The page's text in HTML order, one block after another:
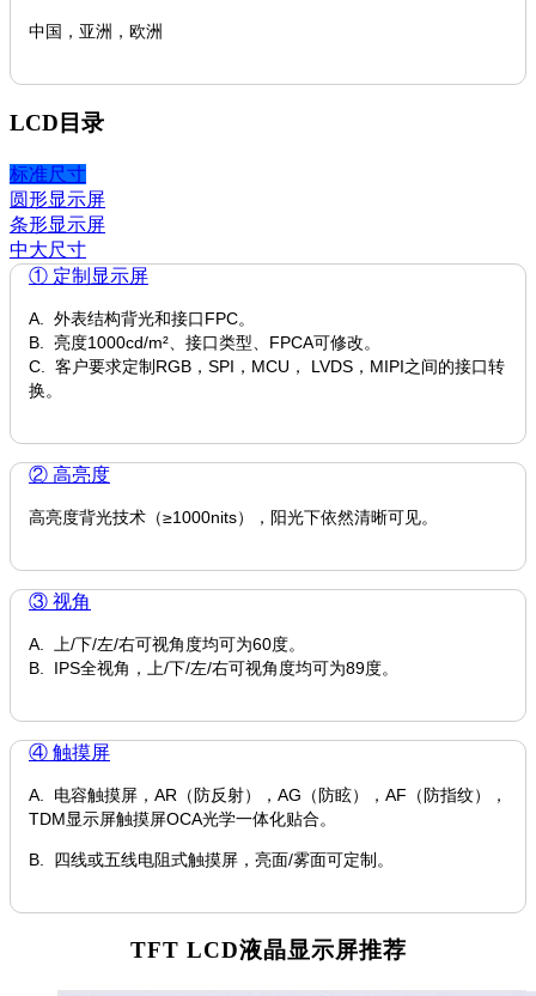
中国，亚洲，欧洲
LCD目录
标准尺寸
圆形显示屏
条形显示屏
中大尺寸
① 定制显示屏
A. 外表结构背光和接口FPC。
B. 亮度1000cd/m²、接口类型、FPCA可修改。
C. 客户要求定制RGB，SPI，MCU， LVDS，MIPI之间的接口转
换。
② 高亮度
高亮度背光技术（≥1000nits），阳光下依然清晰可见。
③ 视角
A. 上/下/左/右可视角度均可为60度。
B. IPS全视角，上/下/左/右可视角度均可为89度。
④ 触摸屏
A. 电容触摸屏，AR（防反射），AG（防眩），AF（防指纹），
TDM显示屏触摸屏OCA光学一体化贴合。
B. 四线或五线电阻式触摸屏，亮面/雾面可定制。
TFT LCD液晶显示屏推荐